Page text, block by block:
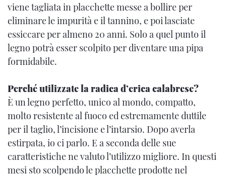
viene tagliata in placchette messe a bollire per
eliminare le impurità e il tannino, e poi lasciate
essiccare per almeno 20 anni. Solo a quel punto il
legno potrà esser scolpito per diventare una pipa
formidabile.
Perché utilizzate la radica d’erica calabrese?
È un legno perfetto, unico al mondo, compatto,
molto resistente al fuoco ed estremamente duttile
per il taglio, l’incisione e l’intarsio. Dopo averla
estirpata, io ci parlo. E a seconda delle sue
caratteristiche ne valuto l’utilizzo migliore. In questi
mesi sto scolpendo le placchette prodotte nel